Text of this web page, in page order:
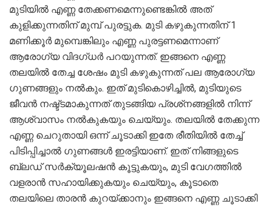
മുടിയിൽ എണ്ണ തേക്കണമെന്നുണ്ടെങ്കിൽ അത്
കുളിക്കുന്നതിന് മുമ്പ് പുരട്ടുക. മുടി കഴുകുന്നതിന് 1
മണിക്കൂർ മുമ്പെങ്കിലും എണ്ണ പുരട്ടണമെന്നാണ്
ആരോഗ്യ വിദഗ്ധർ പറയുന്നത്. ഇങ്ങനെ എണ്ണ
തലയിൽ തേച്ച ശേഷം മുടി കഴുകുന്നത് പല ആരോഗ്യ
ഗുണങ്ങളും നൽകും. ഇത് മുടികൊഴിച്ചിൽ, മുടിയുടെ
ജീവൻ നഷ്ട്ടമാകുന്നത് തുടങ്ങിയ പ്രശ്‌നങ്ങളിൽ നിന്ന്
ആശ്വാസം നൽകുകയും ചെയ്യും. തലയിൽ തേക്കുന്ന
എണ്ണ ചെറുതായി ഒന്ന് ചൂടാക്കി ഇതേ രീതിയിൽ തേച്ച്
പിടിപ്പിച്ചാൽ ഗുണങ്ങൾ ഇരട്ടിയാണ്. ഇത് നിങ്ങളുടെ
ബ്ലഡ് സർക്യൂലഷൻ കൂട്ടുകയും, മുടി വേഗത്തിൽ
വളരാൻ സഹായിക്കുകയും ചെയ്യും, കൂടാതെ
തലയിലെ താരൻ കുറയ്ക്കാനും ഇങ്ങനെ എണ്ണ ചൂടാക്കി